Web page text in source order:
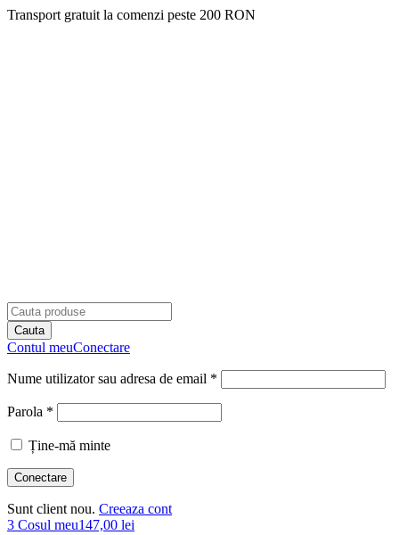
Transport gratuit la comenzi peste 200 RON
Contul meuConectare
Nume utilizator sau adresa de email *
Parola *
Ține-mă minte
Sunt client nou. Creeaza cont
3 Cosul meu147,00 lei